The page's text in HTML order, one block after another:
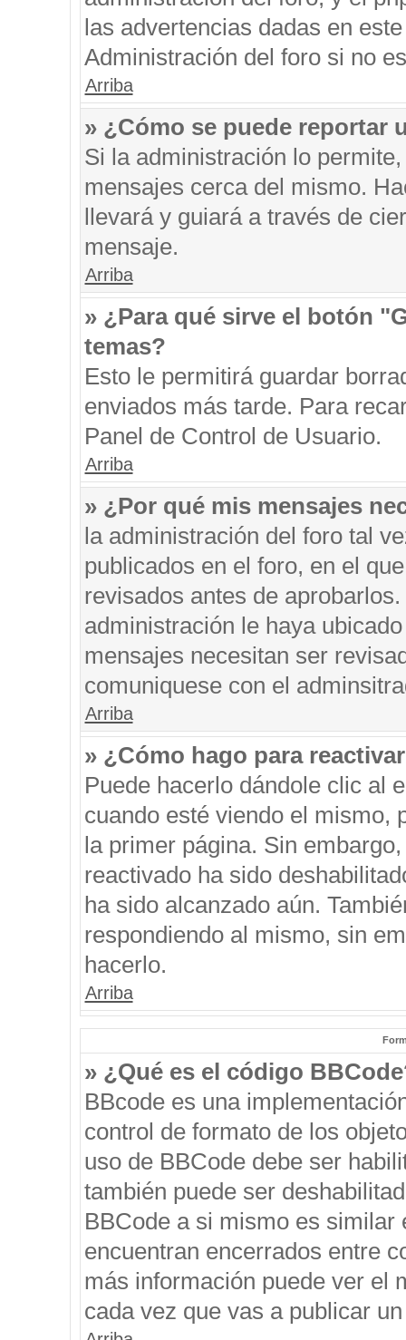
las advertencias dadas en
Administración del foro si no
Arriba
» ¿Cómo se puede reportar
Si la administración lo
mensajes cerca del mismo.
llevará y guiará a través de
mensaje.
Arriba
» ¿Para qué sirve el botón
temas?
Esto le permitirá guardar
enviados más tarde. Para
Panel de Control de Usuario.
Arriba
» ¿Por qué mis mensajes
la administración del foro tal
publicados en el foro, en el
revisados antes de
administración le haya
mensajes necesitan ser
comuniquese con el
Arriba
» ¿Cómo hago para
Puede hacerlo dándole clic al
cuando esté viendo el mismo,
la primer página. Sin
reactivado ha sido
ha sido alcanzado aún.
respondiendo al mismo, sin
hacerlo.
Arriba
» ¿Qué es el código
BBcode es una
control de formato de los
uso de BBCode debe ser
también puede ser
BBCode a si mismo es
encuentran encerrados entre
más información puede ver el
cada vez que vas a publicar